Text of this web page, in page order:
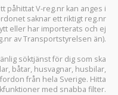
påhittat V-reg.nr kan anges i
saknar ett riktigt reg.nr
eller har importerats och ej
av Transportstyrelsen än).
söktjänst för dig som ska
, båtar, husvagnar, husbilar,
från hela Sverige. Hitta
med snabba filter.